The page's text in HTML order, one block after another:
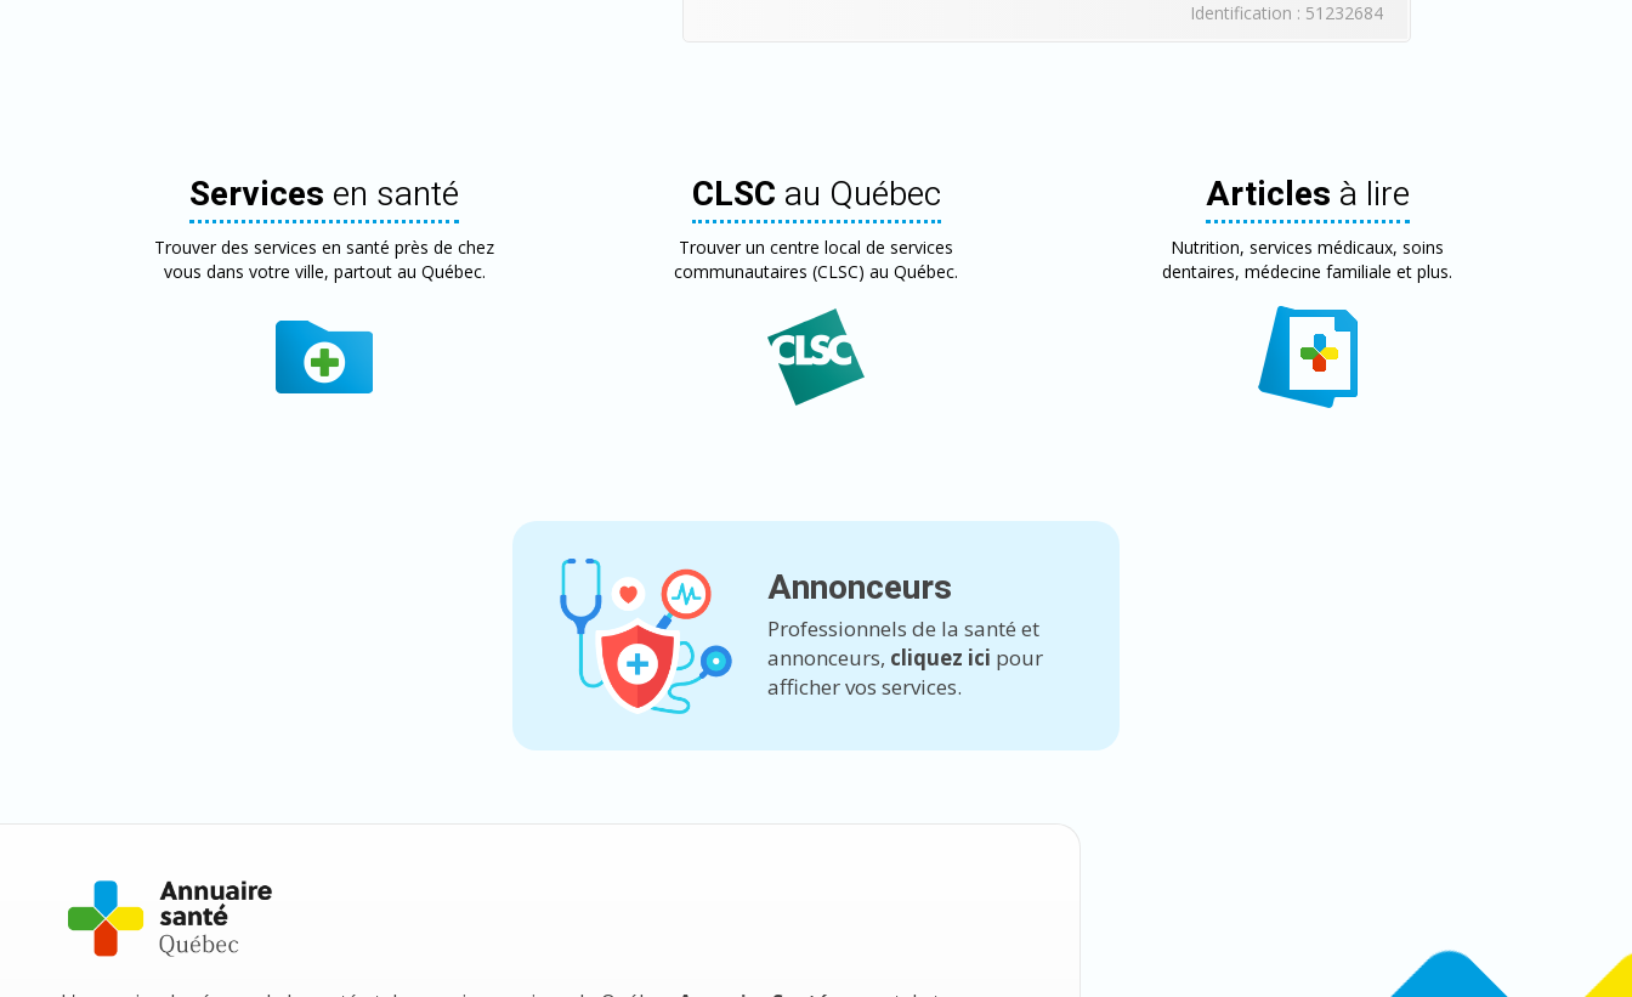
Identification : 51232684
Services en santé
Trouver des services en santé près de chez
vous dans votre ville, partout au Québec.
CLSC au Québec
Trouver un centre local de services
communautaires (CLSC) au Québec.
Articles à lire
Nutrition, services médicaux, soins
dentaires, médecine familiale et plus.
Annonceurs
Professionnels de la santé et
annonceurs, cliquez ici pour
afficher vos services.